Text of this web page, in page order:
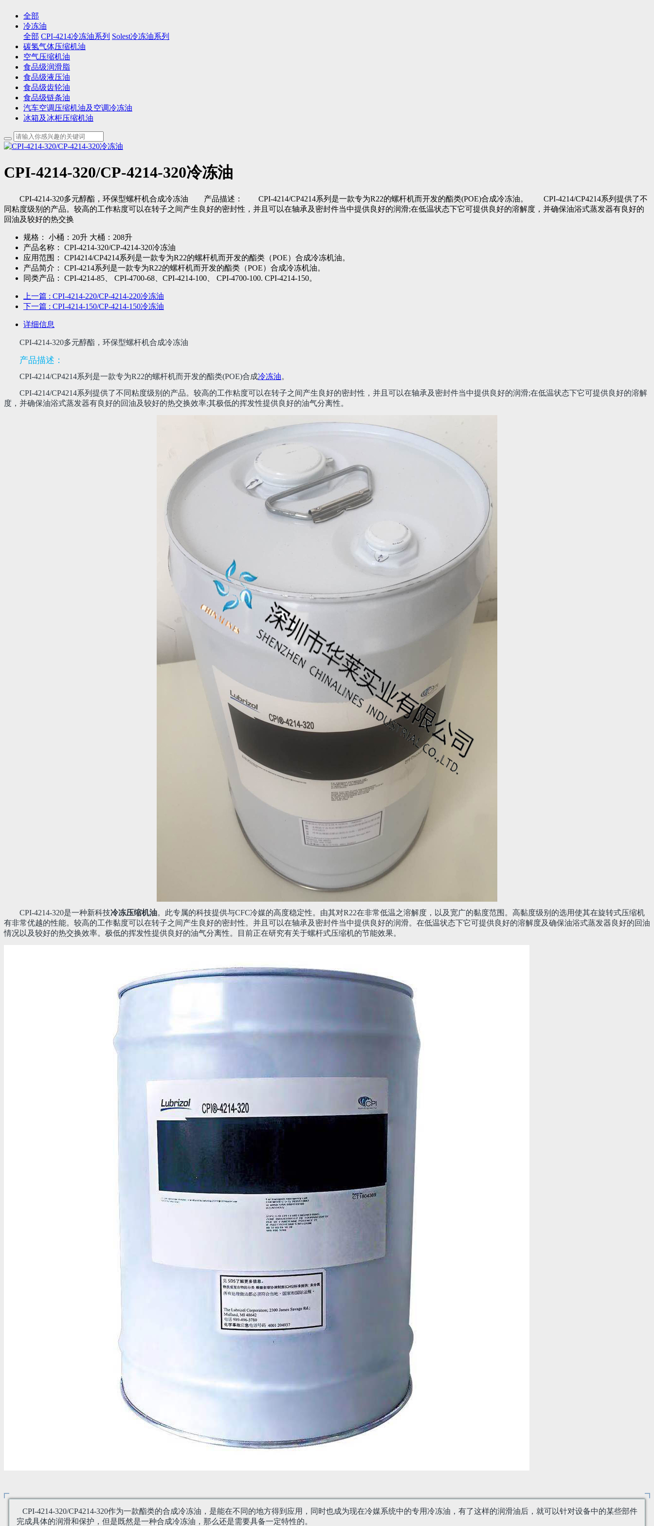
全部
冷冻油
全部 CPI-4214冷冻油系列 Solest冷冻油系列
碳氢气体压缩机油
空气压缩机油
食品级润滑脂
食品级液压油
食品级齿轮油
食品级链条油
汽车空调压缩机油及空调冷冻油
冰箱及冰柜压缩机油
CPI-4214-320/CP-4214-320冷冻油
CPI-4214-320多元醇酯，环保型螺杆机合成冷冻油 产品描述： CPI-4214/CP4214系列是一款专为R22的螺杆机而开发的酯类(POE)合成冷冻油。 CPI-4214/CP4214系列提供了不
同粘度级别的产品。较高的工作粘度可以在转子之间产生良好的密封性，并且可以在轴承及密封件当中提供良好的润滑;在低温状态下它可提供良好的溶解度，并确保油浴式蒸发器有良好的
回油及较好的热交换
规格：
小桶：20升 大桶：208升
产品名称：
CPI-4214-320/CP-4214-320冷冻油
应用范围：
CPI4214/CP4214系列是一款专为R22的螺杆机而开发的酯类（POE）合成冷冻机油。
产品简介：
CPI-4214系列是一款专为R22的螺杆机而开发的酯类（POE）合成冷冻机油。
同类产品：
CPI-4214-85、 CPI-4700-68、CPI-4214-100、 CPI-4700-100. CPI-4214-150。
上一篇 : CPI-4214-220/CP-4214-220冷冻油
下一篇 : CPI-4214-150/CP-4214-150冷冻油
详细信息
CPI-4214-320多元醇酯，环保型螺杆机合成冷冻油
产品描述：
CPI-4214/CP4214系列是一款专为R22的螺杆机而开发的酯类(POE)合成冷冻油。
CPI-4214/CP4214系列提供了不同粘度级别的产品。较高的工作粘度可以在转子之间产生良好的密封性，并且可以在轴承及密封件当中提供良好的润滑;在低温状态下它可提供良好的溶解
度，并确保油浴式蒸发器有良好的回油及较好的热交换效率;其极低的挥发性提供良好的油气分离性。
CPI-4214-320是一种新科技冷冻压缩机油。此专属的科技提供与CFC冷媒的高度稳定性。由其对R22在非常低温之溶解度，以及宽广的黏度范围。高黏度级别的选用使其在旋转式压缩机
有非常优越的性能。较高的工作黏度可以在转子之间产生良好的密封性。并且可以在轴承及密封件当中提供良好的润滑。在低温状态下它可提供良好的溶解度及确保油浴式蒸发器良好的回油
情况以及较好的热交换效率。极低的挥发性提供良好的油气分离性。目前正在研究有关于螺杆式压缩机的节能效果。
CPI-4214-320/CP4214-320作为一款酯类的合成冷冻油，是能在不同的地方得到应用，同时也成为现在冷媒系统中的专用冷冻油，有了这样的润滑油后，就可以针对设备中的某些部件
完成具体的润滑和保护，但是既然是一种合成冷冻油，那么还是需要具备一定特性的。